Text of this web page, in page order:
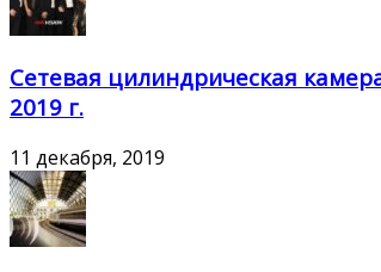
Сетевая цилиндрическая
2019 г.
11 декабря, 2019